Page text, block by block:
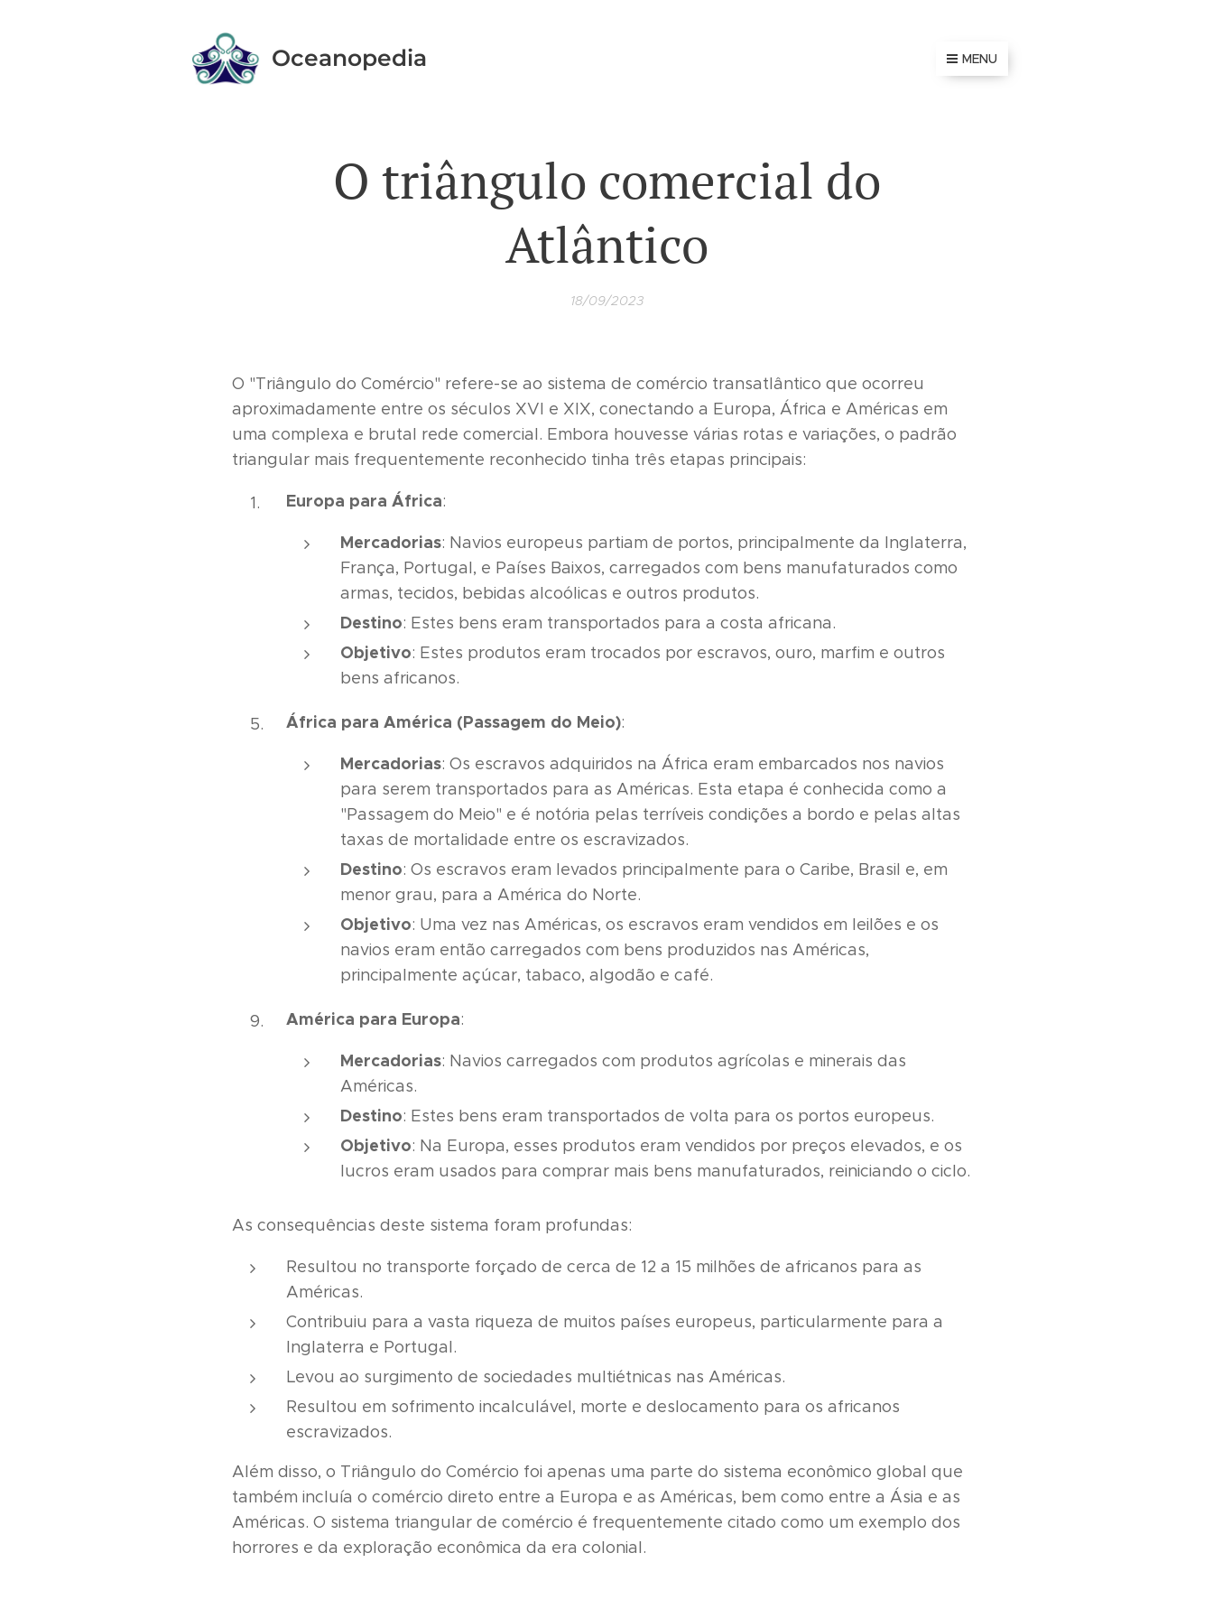
Oceanopedia MENU
O triângulo comercial do
Atlântico
18/09/2023
O "Triângulo do Comércio" refere-se ao sistema de comércio transatlântico que ocorreu
aproximadamente entre os séculos XVI e XIX, conectando a Europa, África e Américas em
uma complexa e brutal rede comercial. Embora houvesse várias rotas e variações, o padrão
triangular mais frequentemente reconhecido tinha três etapas principais:
Europa para África:
Mercadorias: Navios europeus partiam de portos, principalmente da Inglaterra,
França, Portugal, e Países Baixos, carregados com bens manufaturados como
armas, tecidos, bebidas alcoólicas e outros produtos.
Destino: Estes bens eram transportados para a costa africana.
Objetivo: Estes produtos eram trocados por escravos, ouro, marfim e outros
bens africanos.
África para América (Passagem do Meio):
Mercadorias: Os escravos adquiridos na África eram embarcados nos navios
para serem transportados para as Américas. Esta etapa é conhecida como a
"Passagem do Meio" e é notória pelas terríveis condições a bordo e pelas altas
taxas de mortalidade entre os escravizados.
Destino: Os escravos eram levados principalmente para o Caribe, Brasil e, em
menor grau, para a América do Norte.
Objetivo: Uma vez nas Américas, os escravos eram vendidos em leilões e os
navios eram então carregados com bens produzidos nas Américas,
principalmente açúcar, tabaco, algodão e café.
América para Europa:
Mercadorias: Navios carregados com produtos agrícolas e minerais das
Américas.
Destino: Estes bens eram transportados de volta para os portos europeus.
Objetivo: Na Europa, esses produtos eram vendidos por preços elevados, e os
lucros eram usados para comprar mais bens manufaturados, reiniciando o ciclo.
As consequências deste sistema foram profundas:
Resultou no transporte forçado de cerca de 12 a 15 milhões de africanos para as
Américas.
Contribuiu para a vasta riqueza de muitos países europeus, particularmente para a
Inglaterra e Portugal.
Levou ao surgimento de sociedades multiétnicas nas Américas.
Resultou em sofrimento incalculável, morte e deslocamento para os africanos
escravizados.
Além disso, o Triângulo do Comércio foi apenas uma parte do sistema econômico global que
também incluía o comércio direto entre a Europa e as Américas, bem como entre a Ásia e as
Américas. O sistema triangular de comércio é frequentemente citado como um exemplo dos
horrores e da exploração econômica da era colonial.